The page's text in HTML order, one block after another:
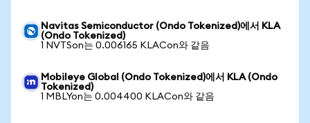
Navitas Semiconductor (Ondo Tokenized)에서 KLA
(Ondo Tokenized)
1 NVTSon는 0.006165 KLACon와 같음
Mobileye Global (Ondo Tokenized)에서 KLA (Ondo
Tokenized)
1 MBLYon는 0.004400 KLACon와 같음